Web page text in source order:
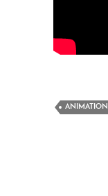
ANIMATION